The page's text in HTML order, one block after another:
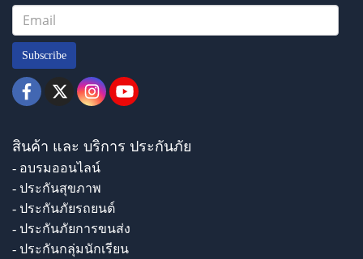
Subscribe
สินค้า และ บริการ ประกันภัย
- อบรมออนไลน์
- ประกันสุขภาพ
- ประกันภัยรถยนต์
- ประกันภัยการขนส่ง
- ประกันกลุ่มนักเรียน